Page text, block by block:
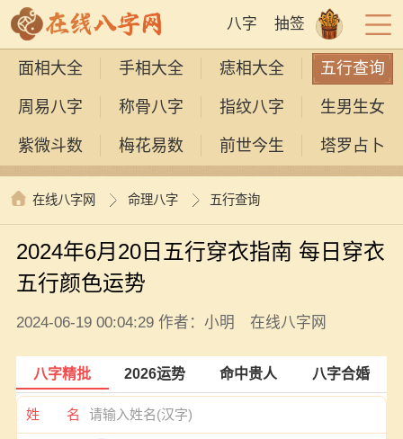
八字 抽签
面相大全 手相大全 痣相大全 五行查询
周易八字 称骨八字 指纹八字 生男生女
紫微斗数 梅花易数 前世今生 塔罗占卜
在线八字网 命理八字 五行查询
2024年6月20日五行穿衣指南 每日穿衣
五行颜色运势
2024-06-19 00:04:29 作者：小明 在线八字网
八字精批 2026运势 命中贵人 八字合婚
姓 名